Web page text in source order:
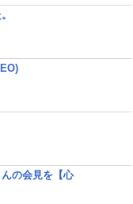
の会見を【心